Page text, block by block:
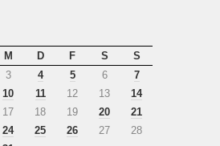
M D F S
S
3 4 5 6
7
10 11 12 13
14
17 18 19 20
21
24 25 26 27
28